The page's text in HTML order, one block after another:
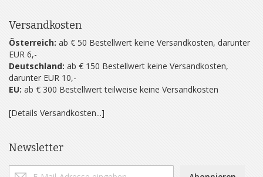
Versandkosten
Österreich: ab € 50 Bestellwert keine Versandkosten, darunter
EUR 6,-
Deutschland: ab € 150 Bestellwert keine Versandkosten,
darunter EUR 10,-
EU: ab € 300 Bestellwert teilweise keine Versandkosten
[Details Versandkosten...]
Newsletter